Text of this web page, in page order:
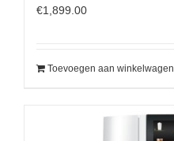
€1,899.00
Toevoegen aan winkelwagen